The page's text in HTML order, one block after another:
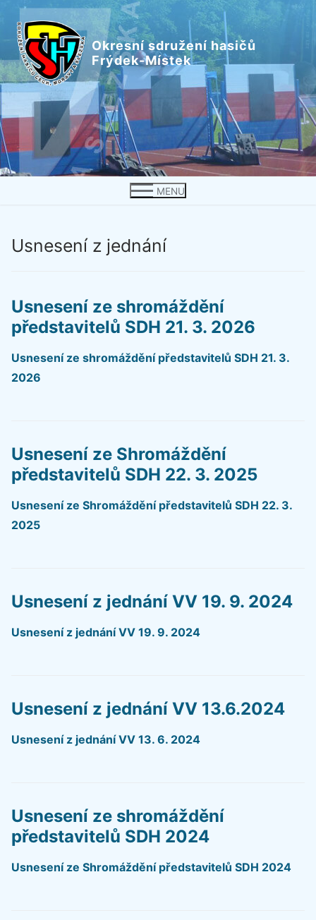
Přeskočit
obsah
Okresní sdružení hasičů
Frýdek-Místek
MENU
Usnesení z jednání
Usnesení ze shromáždění
představitelů SDH 21. 3. 2026
Usnesení ze shromáždění představitelů SDH 21. 3.
2026
Usnesení ze Shromáždění
představitelů SDH 22. 3. 2025
Usnesení ze Shromáždění představitelů SDH 22. 3.
2025
Usnesení z jednání VV 19. 9. 2024
Usnesení z jednání VV 19. 9. 2024
Usnesení z jednání VV 13.6.2024
Usnesení z jednání VV 13. 6. 2024
Usnesení ze shromáždění
představitelů SDH 2024
Usnesení ze Shromáždění představitelů SDH 2024